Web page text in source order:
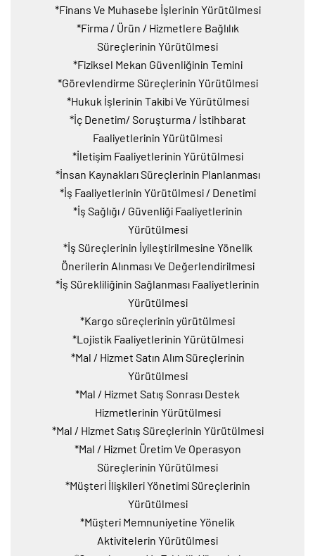
*Finans Ve Muhasebe İşlerinin Yürütülmesi
*Firma / Ürün / Hizmetlere Bağlılık
Süreçlerinin Yürütülmesi
*Fiziksel Mekan Güvenliğinin Temini
*Görevlendirme Süreçlerinin Yürütülmesi
*Hukuk İşlerinin Takibi Ve Yürütülmesi
*İç Denetim/ Soruşturma / İstihbarat
Faaliyetlerinin Yürütülmesi
*İletişim Faaliyetlerinin Yürütülmesi
*İnsan Kaynakları Süreçlerinin Planlanması
*İş Faaliyetlerinin Yürütülmesi / Denetimi
*İş Sağlığı / Güvenliği Faaliyetlerinin
Yürütülmesi
*İş Süreçlerinin İyileştirilmesine Yönelik
Önerilerin Alınması Ve Değerlendirilmesi
*İş Sürekliliğinin Sağlanması Faaliyetlerinin
Yürütülmesi
*Kargo süreçlerinin yürütülmesi
*Lojistik Faaliyetlerinin Yürütülmesi
*Mal / Hizmet Satın Alım Süreçlerinin
Yürütülmesi
*Mal / Hizmet Satış Sonrası Destek
Hizmetlerinin Yürütülmesi
*Mal / Hizmet Satış Süreçlerinin Yürütülmesi
*Mal / Hizmet Üretim Ve Operasyon
Süreçlerinin Yürütülmesi
*Müşteri İlişkileri Yönetimi Süreçlerinin
Yürütülmesi
*Müşteri Memnuniyetine Yönelik
Aktivitelerin Yürütülmesi